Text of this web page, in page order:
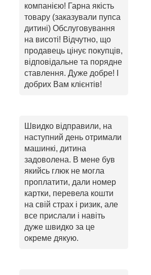
компанією! Гарна якість
товару (заказували пупса
дитині) Обслуговування
на висоті! Відчутно, що
продавець цінує покупців,
відповідальне та порядне
ставлення. Дуже добре! І
добрих Вам клієнтів!
Швидко відправили, на
наступний день отримали
машинкі, дитина
задоволена. В мене був
якийсь глюк не могла
проплатити, дали номер
картки, перевела кошти
на свій страх і ризик, але
все прислали і навіть
дуже швидко за це
окреме дякую.